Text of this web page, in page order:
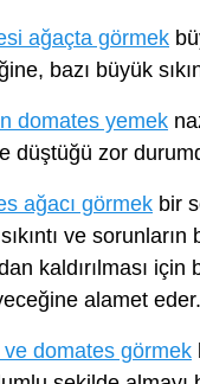
ağaçta görmek
bazı büyük
domates yemek
düştüğü zor
ağacı görmek bir
ve
kaldırılması
alamet eder.
domates görmek